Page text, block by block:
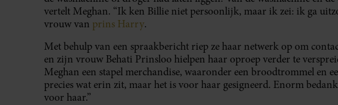
vertelt Meghan. “Ik ken Billie niet persoonlijk, maar ik zei: ik ga
vrouw van prins Harry.
Met behulp van een spraakbericht riep ze haar netwerk op om
en zijn vrouw Behati Prinsloo hielpen haar oproep verder te
Meghan een stapel merchandise, waaronder een broodtrommel en
precies wat erin zit, maar het is voor haar gesigneerd. Enorm
voor haar.”